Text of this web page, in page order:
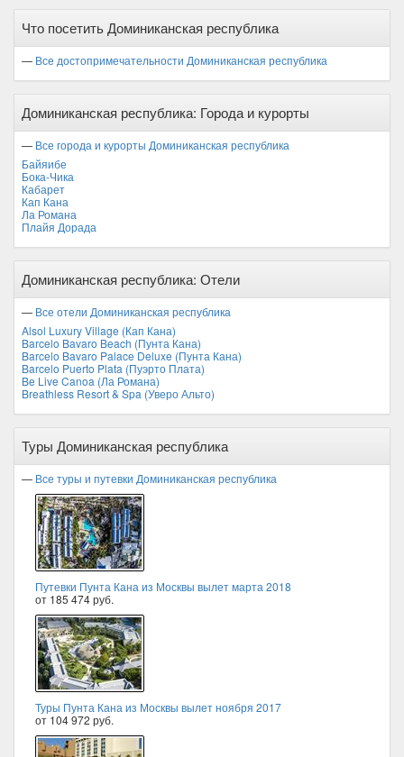
Ноябрь
Что посетить Доминиканская республика
— Все достопримечательности Доминиканская республика
Доминиканская республика: Города и курорты
— Все города и курорты Доминиканская республика
Байяибе
Бока-Чика
Кабарет
Кап Кана
Ла Романа
Плайя Дорада
Доминиканская республика: Отели
— Все отели Доминиканская республика
Alsol Luxury Village (Кап Кана)
Barcelo Bavaro Beach (Пунта Кана)
Barcelo Bavaro Palace Deluxe (Пунта Кана)
Barcelo Puerto Plata (Пуэрто Плата)
Be Live Canoa (Ла Романа)
Breathless Resort & Spa (Уверо Альто)
Туры Доминиканская республика
— Все туры и путевки Доминиканская республика
Путевки Пунта Кана из Москвы вылет марта 2018
от 185 474 руб.
Туры Пунта Кана из Москвы вылет ноября 2017
от 104 972 руб.